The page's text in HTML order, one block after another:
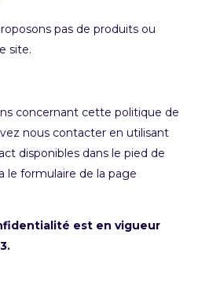
pas de produits ou
site.
concernant cette politique de
nous contacter en utilisant
disponibles dans le pied de
le formulaire de la page
est en vigueur